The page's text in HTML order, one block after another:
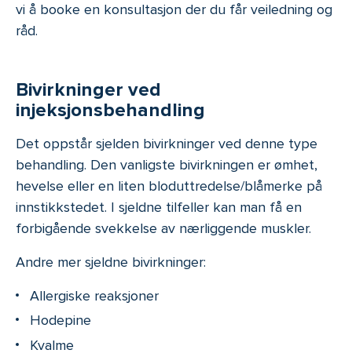
vi å booke en konsultasjon der du får veiledning og
råd.
Bivirkninger ved
injeksjonsbehandling
Det oppstår sjelden bivirkninger ved denne type
behandling. Den vanligste bivirkningen er ømhet,
hevelse eller en liten bloduttredelse/blåmerke på
innstikkstedet. I sjeldne tilfeller kan man få en
forbigående svekkelse av nærliggende muskler.
Andre mer sjeldne bivirkninger:
Allergiske reaksjoner
Hodepine
Kvalme